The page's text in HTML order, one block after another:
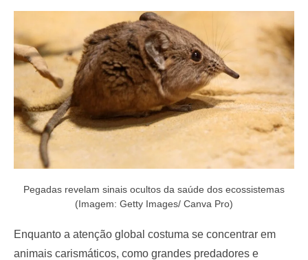
d
o
n
Pegadas revelam sinais ocultos da saúde dos ecossistemas
(Imagem: Getty Images/ Canva Pro)
Enquanto a atenção global costuma se concentrar em
animais carismáticos, como grandes predadores e